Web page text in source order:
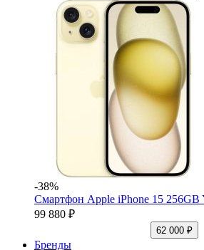
-38%
Смартфон Apple iPhone 15 256GB
99 880 ₽
62 000 ₽
Бренды